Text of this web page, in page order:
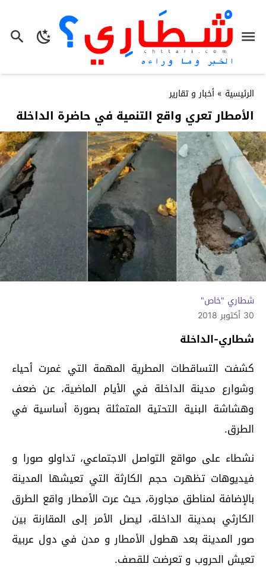
الرئيسية » أخبار و تقارير
الأمطار تعري واقع التنمية في حاضرة الداخلة
شطاري "خاص"
30 أكتوبر 2018
شطاري-الداخلة
كشفت التساقطات المطرية المهمة التي غمرت أحياء
وشوارع مدينة الداخلة في الأيام الماضية، عن ضعف
وهشاشة البنية التحتية المتمثلة بصورة أساسية في
الطرق.
نشطاء على مواقع التواصل الاجتماعي، تداولو صورا و
فيديوهات تظهرت حجم الكارثة التي تعيشها المدينة
بالإضافة لمناطق مجاورة، حيث عرت الأمطار واقع الطرق
الكارثي بمدينة الداخلة، ليصل الأمر إلى المقارنة بين
صور المدينة بعد هطول الأمطار و مدن في دول عربية
تعيش الحروب و تعرضت للقصف.